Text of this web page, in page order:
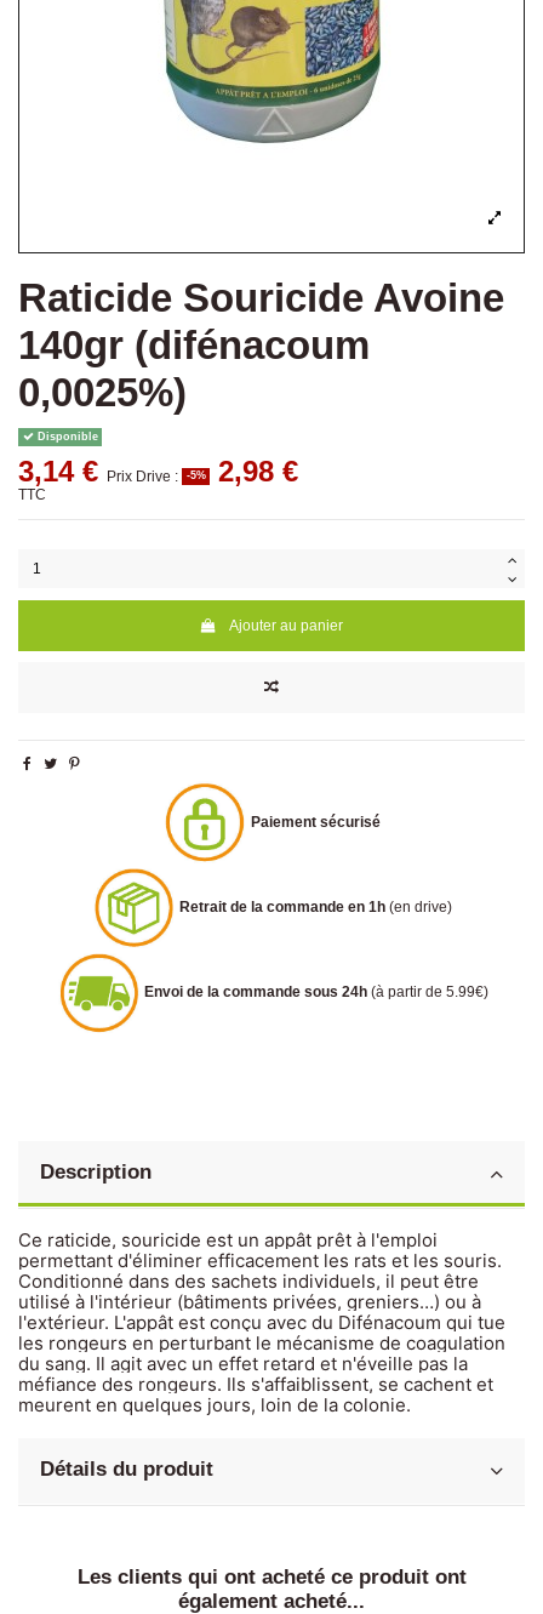
Raticide Souricide Avoine
140gr (difénacoum
0,0025%)
Disponible
3,14 € Prix Drive : -5% 2,98 €
TTC
Ajouter au panier
Paiement sécurisé
Retrait de la commande en 1h (en drive)
Envoi de la commande sous 24h (à partir de 5.99€)
Description
Ce raticide, souricide est un appât prêt à l'emploi
permettant d'éliminer efficacement les rats et les souris.
Conditionné dans des sachets individuels, il peut être
utilisé à l'intérieur (bâtiments privées, greniers…) ou à
l'extérieur. L'appât est conçu avec du Difénacoum qui tue
les rongeurs en perturbant le mécanisme de coagulation
du sang. Il agit avec un effet retard et n'éveille pas la
méfiance des rongeurs. Ils s'affaiblissent, se cachent et
meurent en quelques jours, loin de la colonie.
Détails du produit
Les clients qui ont acheté ce produit ont
également acheté...